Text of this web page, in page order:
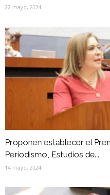
22 mayo, 2024
Proponen establecer el
Periodismo, Estudios de...
14 mayo, 2024